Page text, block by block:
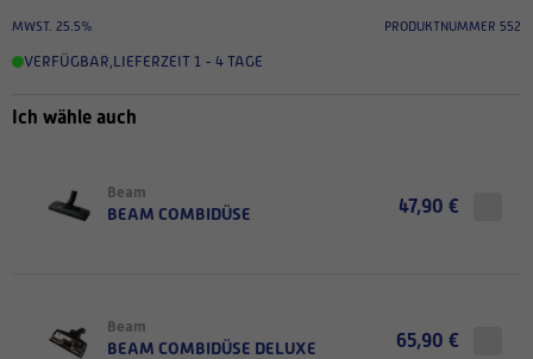
MWST. 25.5% PRODUKTNUMMER 552
VERFÜGBAR,LIEFERZEIT 1 - 4 TAGE
Ich wähle auch
Beam
BEAM COMBIDÜSE 47,90 €
Beam
BEAM COMBIDÜSE DELUXE 65,90 €